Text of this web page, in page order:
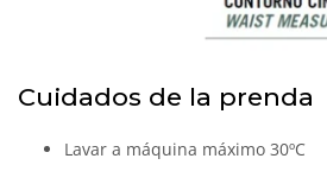
Cuidados de la prenda
Lavar a máquina máximo 30ºC